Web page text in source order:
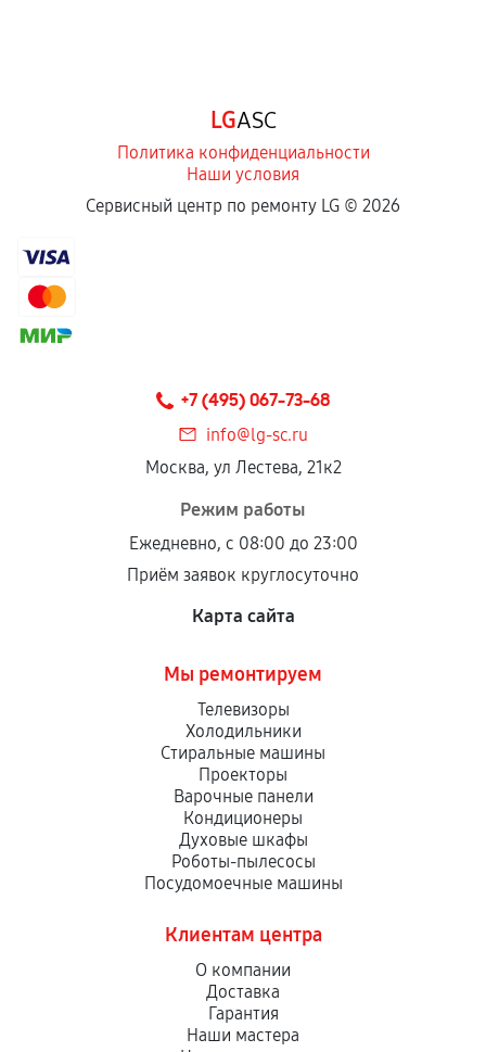
отдельных условиях.
Если комплектующие куплены
сохраняться полностью или частично, если
соблюдены следующие условия:
Установка была выполнена нашим сервисным
При этом гарантия на сами комплектующие
продавца. За качество сторонних деталей
сервисный центр ответственности не несет.
LGASC
Политика конфиденциальности
Наши условия
Сервисный центр по ремонту LG © 2026
+7 (495) 067-73-68
info@lg-sc.ru
Москва, ул Лестева, 21к2
Режим работы
Ежедневно, с 08:00 до 23:00
Приём заявок круглосуточно
Карта сайта
Мы ремонтируем
Телевизоры
Холодильники
Стиральные машины
Проекторы
Варочные панели
Кондиционеры
Духовые шкафы
Роботы-пылесосы
Посудомоечные машины
Клиентам центра
О компании
Доставка
Гарантия
Наши мастера